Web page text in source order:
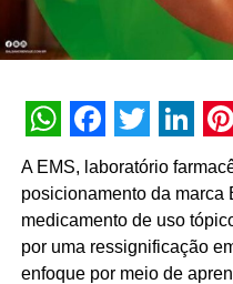
WhatsApp
Facebook
Twitter
A EMS, laboratório
posicionamento da marca
medicamento de uso
por uma ressignificação
enfoque por meio de